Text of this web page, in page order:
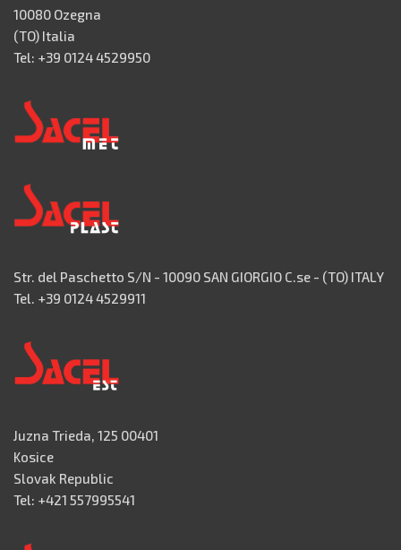
10080 Ozegna
(TO) Italia
Tel: +39 0124 4529950
Str. del Paschetto S/N - 10090 SAN GIORGIO C.se - (TO) ITALY
Tel. +39 0124 4529911
Juzna Trieda, 125 00401
Kosice
Slovak Republic
Tel: +421 557995541